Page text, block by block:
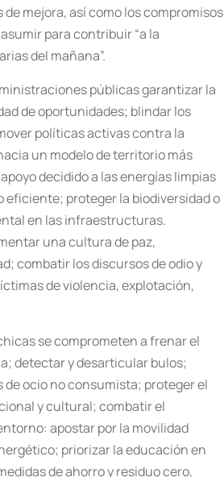
mejora, así como los compromisos
para contribuir “a la
del mañana”.
públicas garantizar la
de oportunidades; blindar los
políticas activas contra la
un modelo de territorio más
decidido a las energías limpias
eficiente; proteger la biodiversidad o
en las infraestructuras.
una cultura de paz,
combatir los discursos de odio y
de violencia, explotación,
se comprometen a frenar el
detectar y desarticular bulos;
ocio no consumista; proteger el
y cultural; combatir el
apostar por la movilidad
priorizar la educación en
de ahorro y residuo cero,